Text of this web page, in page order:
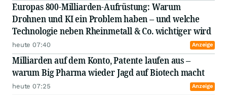
Europas 800-Milliarden-Aufrüstung: Warum
Drohnen und KI ein Problem haben – und welche
Technologie neben Rheinmetall & Co. wichtiger wird
heute 07:40 Anzeige
Milliarden auf dem Konto, Patente laufen aus –
warum Big Pharma wieder Jagd auf Biotech macht
heute 07:25 Anzeige